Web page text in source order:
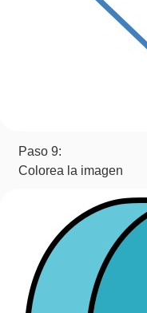
Paso 9:
Colorea la imagen